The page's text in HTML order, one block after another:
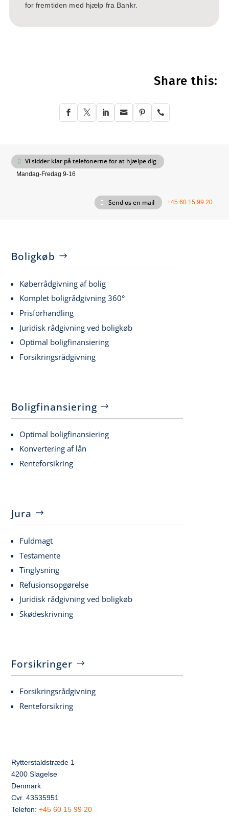
for fremtiden med hjælp fra Bankr.
Share this:
     
Vi sidder klar på telefonerne for at hjælpe dig
Mandag-Fredag 9-16
Send os en mail +45 60 15 99 20
Boligkøb
Køberrådgivning af bolig
Komplet boligrådgivning 360°
Prisforhandling
Juridisk rådgivning ved boligkøb
Optimal boligfinansiering
Forsikringsrådgivning
Boligfinansiering
Optimal boligfinansiering
Konvertering af lån
Renteforsikring
Jura
Fuldmagt
Testamente
Tinglysning
Refusionsopgørelse
Juridisk rådgivning ved boligkøb
Skødeskrivning
Forsikringer
Forsikringsrådgivning
Renteforsikring
Rytterstaldstræde 1
4200 Slagelse
Denmark
Cvr. 43535951
Telefon:+45 60 15 99 20